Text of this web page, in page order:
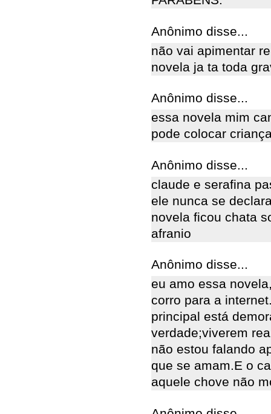
Anônimo disse...
não vai apimentar
novela ja ta toda
Anônimo disse...
essa novela mim
pode colocar
Anônimo disse...
claude e serafina
ele nunca se
novela ficou chata
afranio
Anônimo disse...
eu amo essa
corro para a
principal está
verdade;viverem
não estou falando
que se amam.E o
aquele chove não